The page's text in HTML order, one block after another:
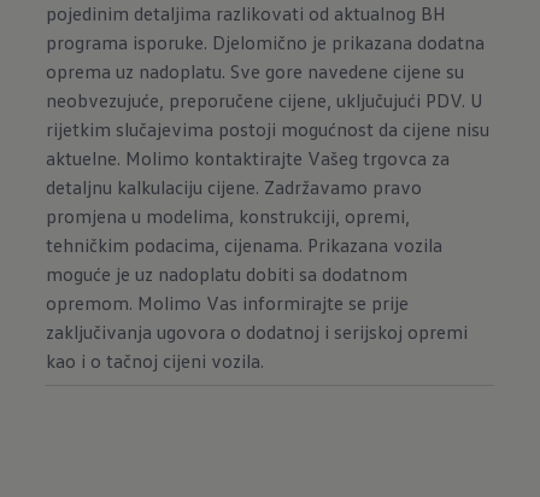
pojedinim detaljima razlikovati od aktualnog BH
programa isporuke. Djelomično je prikazana dodatna
oprema uz nadoplatu. Sve gore navedene cijene su
neobvezujuće, preporučene cijene, uključujući PDV. U
rijetkim slučajevima postoji mogućnost da cijene nisu
aktuelne. Molimo kontaktirajte Vašeg trgovca za
detaljnu kalkulaciju cijene. Zadržavamo pravo
promjena u modelima, konstrukciji, opremi,
tehničkim podacima, cijenama. Prikazana vozila
moguće je uz nadoplatu dobiti sa dodatnom
opremom. Molimo Vas informirajte se prije
zaključivanja ugovora o dodatnoj i serijskoj opremi
kao i o tačnoj cijeni vozila.